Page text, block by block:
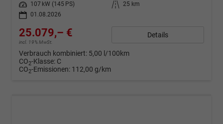
Leistung
107 kW (145 PS) Kilometerstand
25 km
01.08.2026
25.079,– €
incl. 19% MwSt.
Details
Verbrauch kombiniert: 5,00 l/100km
CO2-Klasse: C
CO2-Emissionen: 112,00 g/km